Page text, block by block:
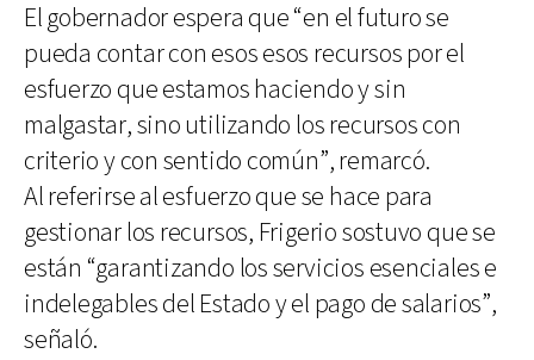
El gobernador espera que “en el futuro se
pueda contar con esos esos recursos por el
esfuerzo que estamos haciendo y sin
malgastar, sino utilizando los recursos con
criterio y con sentido común”, remarcó.
Al referirse al esfuerzo que se hace para
gestionar los recursos, Frigerio sostuvo que se
están “garantizando los servicios esenciales e
indelegables del Estado y el pago de salarios”,
señaló.